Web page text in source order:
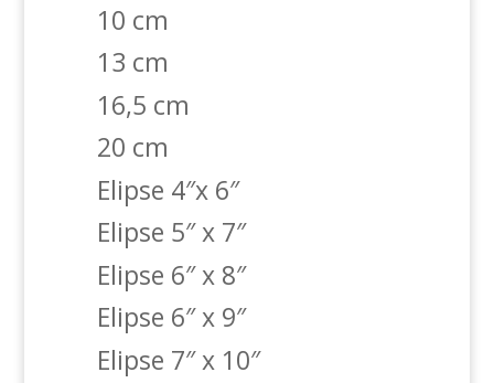
10 cm
13 cm
16,5 cm
20 cm
Elipse 4″x 6″
Elipse 5″ x 7″
Elipse 6″ x 8″
Elipse 6″ x 9″
Elipse 7″ x 10″